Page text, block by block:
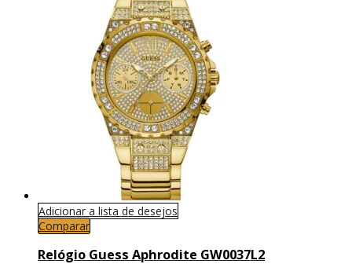
Adicionar a lista de desejos
Comparar
Relógio Guess Aphrodite GW0037L2